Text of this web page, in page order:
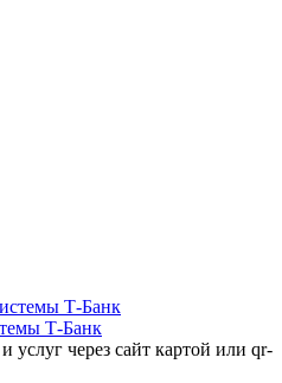
Т-Банк
через сайт картой или qr-